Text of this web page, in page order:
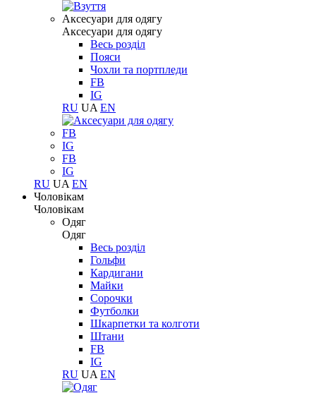
Aксесуари для одягу
Aксесуари для одягу
Весь розділ
Пояси
Чохли та портпледи
FB
IG
RU UA EN
FB
IG
FB
IG
RU UA EN
Чоловікам
Чоловікам
Одяг
Одяг
Весь розділ
Гольфи
Кардигани
Майки
Сорочки
Футболки
Шкарпетки та колготи
Штани
FB
IG
RU UA EN